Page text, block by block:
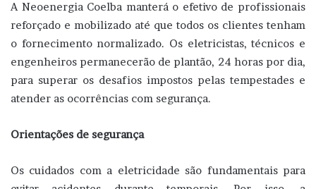
A Neoenergia Coelba manterá o efetivo de profissionais
reforçado e mobilizado até que todos os clientes tenham
o fornecimento normalizado. Os eletricistas, técnicos e
engenheiros permanecerão de plantão, 24 horas por dia,
para superar os desafios impostos pelas tempestades e
atender as ocorrências com segurança.
Orientações de segurança
Os cuidados com a eletricidade são fundamentais para